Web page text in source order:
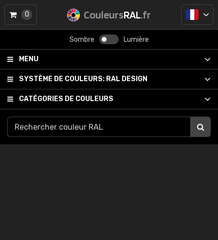
CouleursRAL.fr
Sombre Lumière
MENU
SYSTÈME DE COULEURS: RAL DESIGN
CATÉGORIES DE COULEURS
0